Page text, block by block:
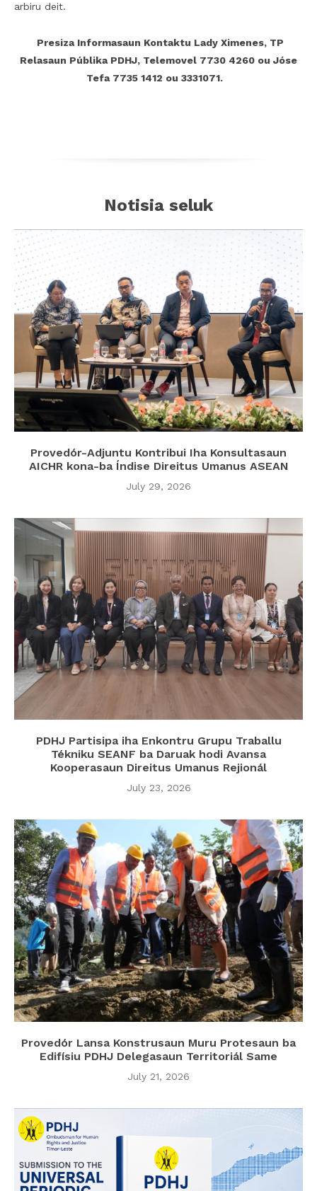
arbiru deit.
Presiza Informasaun Kontaktu Lady Ximenes, TP
Relasaun Públika PDHJ, Telemovel 7730 4260 ou Jóse
Tefa 7735 1412 ou 3331071.
Notisia seluk
Provedór-Adjuntu Kontribui Iha Konsultasaun
AICHR kona-ba Índise Direitus Umanus ASEAN
July 29, 2026
PDHJ Partisipa iha Enkontru Grupu Traballu
Tékniku SEANF ba Daruak hodi Avansa
Kooperasaun Direitus Umanus Rejionál
July 23, 2026
Provedór Lansa Konstrusaun Muru Protesaun ba
Edifísiu PDHJ Delegasaun Territoriál Same
July 21, 2026